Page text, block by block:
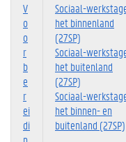
V
o
o
r
b
e
r
ei
di
Sociaal-
het binnenland
(27SP)
Sociaal-
het buitenland
(27SP)
Sociaal-
het binnen- en
buitenland (27SP)